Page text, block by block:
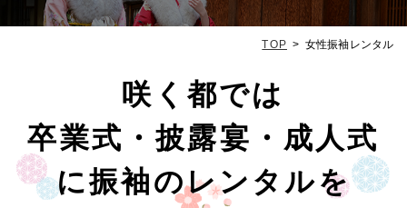
TOP > 女性振袖レンタル
咲く都では
卒業式・披露宴・成人式
に振袖のレンタルを